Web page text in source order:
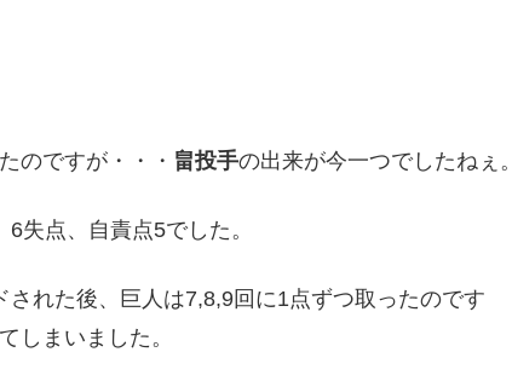
のですが・・・ 畠投手の出来が今一つでしたねぇ。
失点、自責点5でした。
された後、巨人は7,8,9回に1点ずつ取ったのです
しまいました。